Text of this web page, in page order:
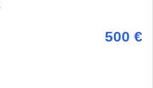
500 €